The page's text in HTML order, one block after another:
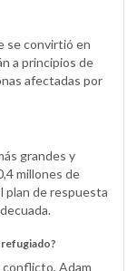
se convirtió en
a principios de
afectadas por
grandes y
millones de
plan de respuesta
refugiado?
conflicto, Adam